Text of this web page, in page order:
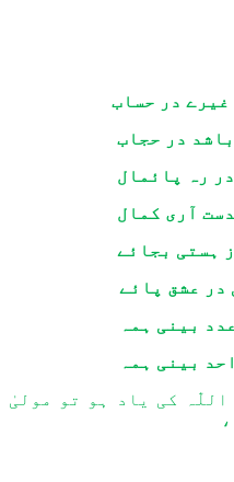
غیرے در حساب
در حجاب
رہ پائمال
آری کمال
ہستی بجائے
در عشق پائے
بینی ہمہ
بینی ہمہ
اللّٰہ
کی یاد ہو تو مولیٰ
،